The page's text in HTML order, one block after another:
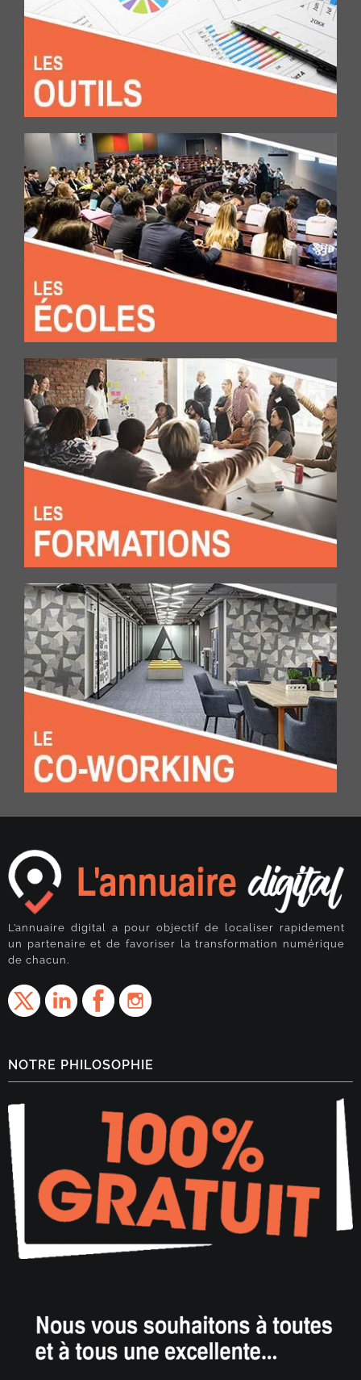
L’annuaire digital a pour objectif de localiser rapidement
un partenaire et de favoriser la transformation numérique
de chacun.
NOTRE PHILOSOPHIE